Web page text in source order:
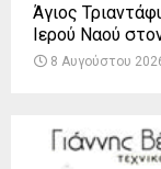
Άγιος
Ιερού Ναού
8 Αυγούστου